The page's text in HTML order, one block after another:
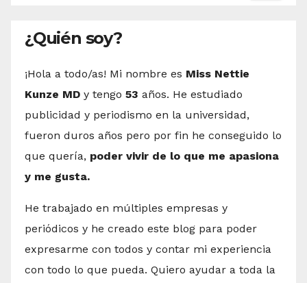
¿Quién soy?
¡Hola a todo/as! Mi nombre es Miss Nettie
Kunze MD y tengo 53 años. He estudiado
publicidad y periodismo en la universidad,
fueron duros años pero por fin he conseguido lo
que quería, poder vivir de lo que me apasiona
y me gusta.
He trabajado en múltiples empresas y
periódicos y he creado este blog para poder
expresarme con todos y contar mi experiencia
con todo lo que pueda. Quiero ayudar a toda la